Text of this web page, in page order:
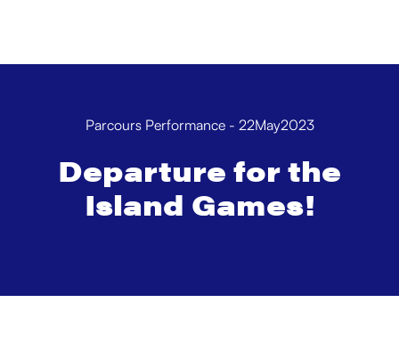
Parcours Performance - 22May2023
Departure for the
Island Games!